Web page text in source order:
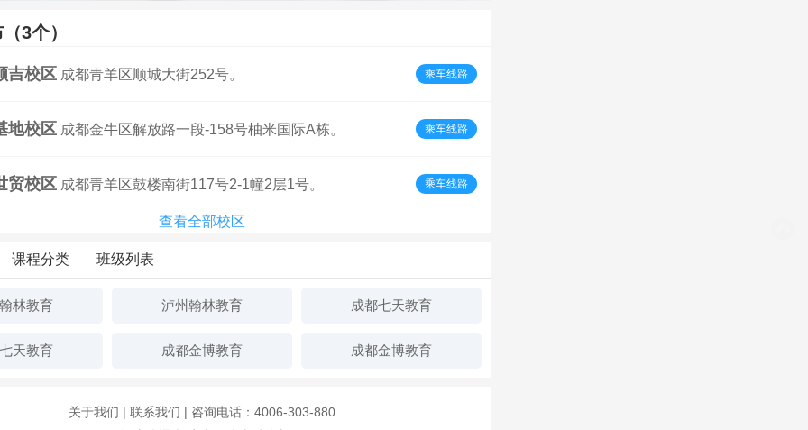
3个）
吉校区 成都青羊区顺城大街252号。 乘车线路
地校区 成都金牛区解放路一段-158号柚米国际A栋。 乘车线路
贸校区 成都青羊区鼓楼南街117号2-1幢2层1号。 乘车线路
查看全部校区
课程分类 班级列表
林教育 泸州翰林教育 成都七天教育
天教育 成都金博教育 成都金博教育
关于我们 | 联系我们 | 咨询电话：4006-303-880